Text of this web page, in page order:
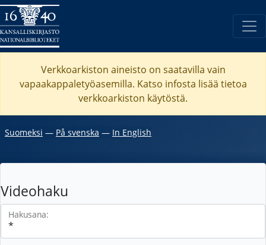
Verkkoarkiston aineisto on saatavilla vain
vapaakappaletyöasemilla. Katso infosta lisää tietoa
verkkoarkiston käytöstä.
Suomeksi ― På svenska ― In English
Videohaku
Hakusana: